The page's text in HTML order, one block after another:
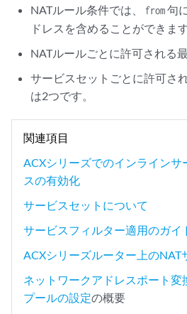
NATルール条件では、 from句
ドレスを含めることができます
NATルールごとに許可される
サービスセットごとに許可さ
は2つです。
関連項目
ACXシリーズでのインラインサ
スの有効化
サービスセットについて
サービスフィルター適用のガイ
ACXシリーズルーター上のNAT
ネットワークアドレスポート変
プールの設定の概要